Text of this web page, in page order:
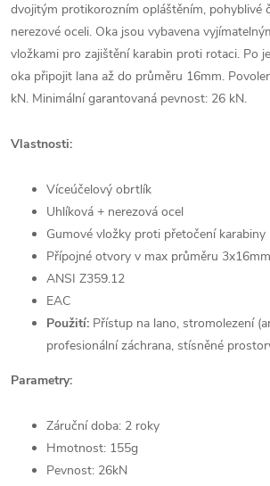
dvojitým protikorozním opláštěním, pohyblivé
nerezové oceli. Oka jsou vybavena
vložkami pro zajištění karabin proti rotaci. Po
oka připojit lana až do průměru 16mm.
kN. Minimální garantovaná pevnost: 26 kN.
Vlastnosti:
Víceúčelový obrtlík
Uhlíková + nerezová ocel
Gumové vložky proti přetočení karabiny
Přípojné otvory v max průměru 3x16mm
ANSI Z359.12
EAC
Použití: Přístup na lano, stromolezení
profesionální záchrana, stísněné
Parametry:
Záruční doba: 2 roky
Hmotnost: 155g
Pevnost: 26kN